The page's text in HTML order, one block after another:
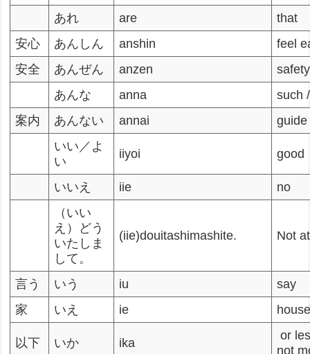
あれ
are
that
安心
あんしん anshin
feel
安全
あんぜん anzen
safety
あんな
anna
such
案内
あんない annai
guide
いい／よ
い
iiyoi good
いいえ iie
no
（いい
え）どう
いたしま
して。
(iie)douitashimashite. Not
言う いう iu
say
家
いえ ie
以下 いか ika
or
not